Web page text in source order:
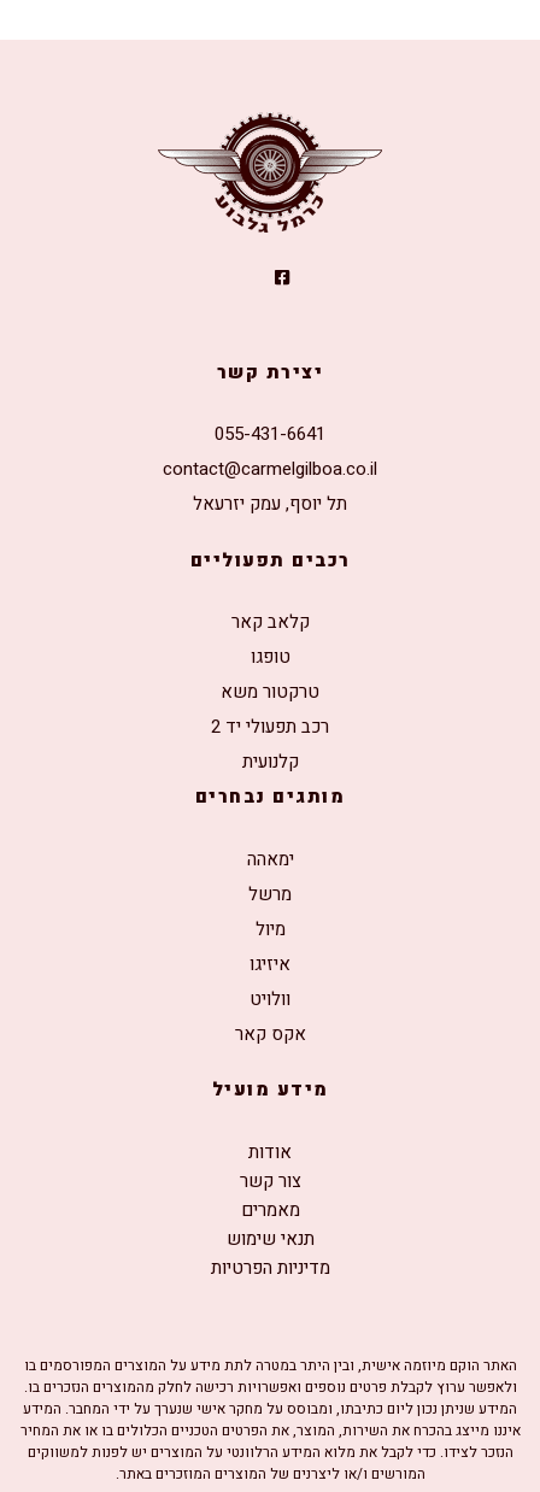
יצירת קשר
055-431-6641
contact@carmelgilboa.co.il
תל יוסף, עמק יזרעאל
רכבים תפעוליים
קלאב קאר
טופגו
טרקטור משא
רכב תפעולי יד 2
קלנועית
מותגים נבחרים
ימאהה
מרשל
מיול
איזיגו
וולויט
אקס קאר
מידע מועיל
אודות
צור קשר
מאמרים
תנאי שימוש
מדיניות הפרטיות
האתר הוקם מיוזמה אישית, ובין היתר במטרה לתת מידע על המוצרים המפורסמים בו
ולאפשר ערוץ לקבלת פרטים נוספים ואפשרויות רכישה לחלק מהמוצרים הנזכרים בו.
המידע שניתן נכון ליום כתיבתו, ומבוסס על מחקר אישי שנערך על ידי המחבר. המידע
איננו מייצג בהכרח את השירות, המוצר, את הפרטים הטכניים הכלולים בו או את המחיר
הנזכר לצידו. כדי לקבל את מלוא המידע הרלוונטי על המוצרים יש לפנות למשווקים
המורשים ו/או ליצרנים של המוצרים המוזכרים באתר.